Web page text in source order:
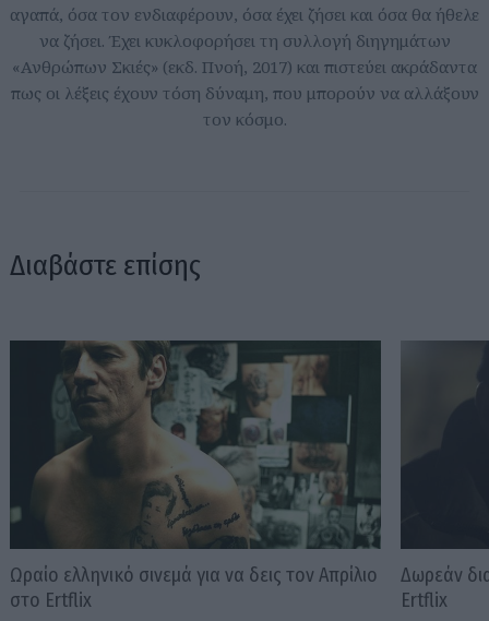
αγαπά, όσα τον ενδιαφέρουν, όσα έχει ζήσει και όσα θα ήθελε
να ζήσει. Έχει κυκλοφορήσει τη συλλογή διηγημάτων
«Ανθρώπων Σκιές» (εκδ. Πνοή, 2017) και πιστεύει ακράδαντα
πως οι λέξεις έχουν τόση δύναμη, που μπορούν να αλλάξουν
τον κόσμο.
Διαβάστε επίσης
Ωραίο ελληνικό σινεμά για να δεις τον Απρίλιο
στο Ertflix
Δωρεάν
Ertflix